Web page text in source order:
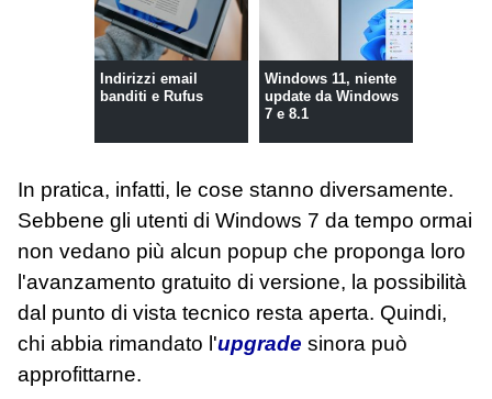
Indirizzi email
banditi e Rufus
Windows 11, niente
update da Windows
7 e 8.1
In pratica, infatti, le cose stanno diversamente.
Sebbene gli utenti di Windows 7 da tempo ormai
non vedano più alcun popup che proponga loro
l'avanzamento gratuito di versione, la possibilità
dal punto di vista tecnico resta aperta. Quindi,
chi abbia rimandato l'upgrade sinora può
approfittarne.